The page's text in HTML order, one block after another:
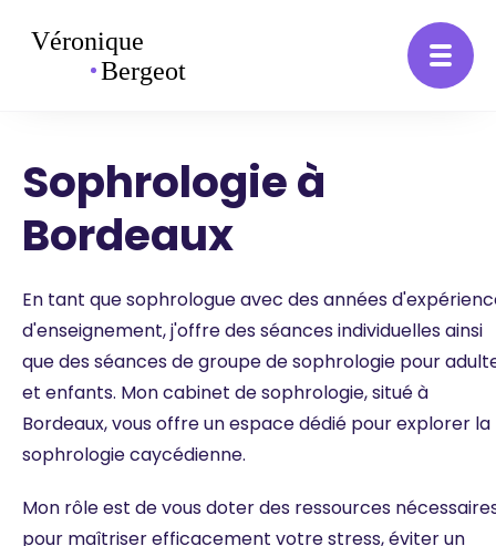
Sophrologie à
Bordeaux
En tant que sophrologue avec des années
d'enseignement, j'offre des séances individuelles ainsi
que des séances de groupe de sophrologie pour
et enfants. Mon cabinet de sophrologie, situé à
Bordeaux, vous offre un espace dédié pour explorer la
sophrologie caycédienne.
Mon rôle est de vous doter des ressources
pour maîtriser efficacement votre stress, éviter un